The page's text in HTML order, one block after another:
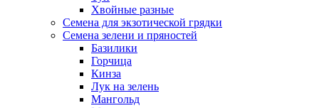
Хвойные разные
Семена для экзотической грядки
Семена зелени и пряностей
Базилики
Горчица
Кинза
Лук на зелень
Мангольд